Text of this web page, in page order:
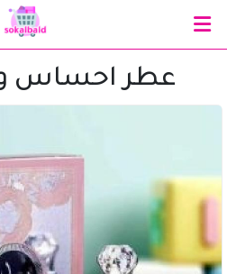
عطر احساس ورد
مرحباً 👋 أنا مساعدك الذكي في سوق
كيف يمكنني مساعدتك؟ اكتب لي عن
تبحث عنه.